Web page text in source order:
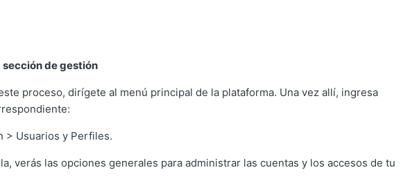
sección de gestión
proceso, dirígete al menú principal de la plataforma. Una vez allí, ingresa
> Usuarios y Perfiles.
verás las opciones generales para administrar las cuentas y los accesos de tu